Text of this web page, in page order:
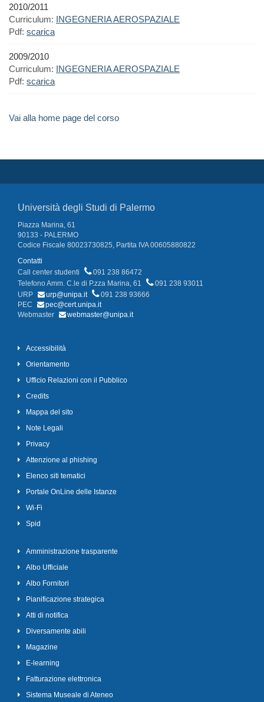
2010/2011
Curriculum: INGEGNERIA AEROSPAZIALE
Pdf: scarica
2009/2010
Curriculum: INGEGNERIA AEROSPAZIALE
Pdf: scarica
Vai alla home page del corso
Università degli Studi di Palermo
Piazza Marina, 61
90133 - PALERMO
Codice Fiscale 80023730825, Partita IVA 00605880822
Contatti
Call center studenti
091 238 86472
Telefono Amm. C.le di P.zza Marina, 61
091 238 93011
URP
urp@unipa.it
091 238 93666
PEC
pec@cert.unipa.it
Webmaster
webmaster@unipa.it
Accessibilità
Orientamento
Ufficio Relazioni con il Pubblico
Credits
Mappa del sito
Note Legali
Privacy
Attenzione al phishing
Elenco siti tematici
Portale OnLine delle Istanze
Wi-Fi
Spid
Amministrazione trasparente
Albo Ufficiale
Albo Fornitori
Pianificazione strategica
Atti di notifica
Diversamente abili
Magazine
E-learning
Fatturazione elettronica
Sistema Museale di Ateneo